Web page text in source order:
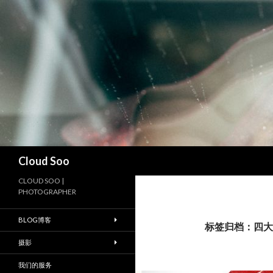
Cloud Soo
标签归档：四
CLOUD SOO |
PHOTOGRAPHER
BLOG博客
摄影
我们的服务